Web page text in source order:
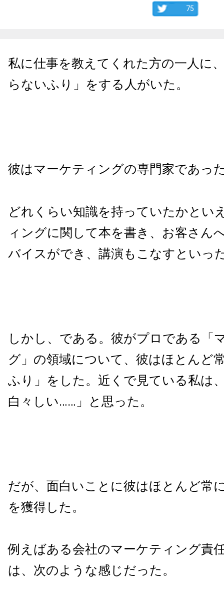
75
私に仕事を教えてくれた方の一人に
らないふり」をする人がいた。
彼はマーケティングの専門家であっ
どれくらい知識を持っていたかとい
ィングに関して本を書き、お客さん
バイスができ、講演もこなすといっ
しかし、である。彼がプロである「
グ」の領域について、彼はほとんど
ふり」をした。近くで見ている私は
白々しい……」と思った。
だが、面白いことに彼はほとんど常
を獲得した。
例えばある会社のマーケティング責
は、次のような感じだった。